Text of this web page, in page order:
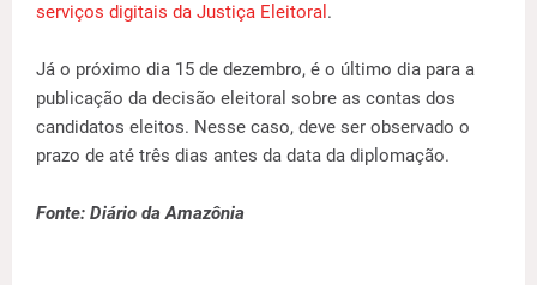
serviços digitais da Justiça Eleitoral .
Já o próximo dia 15 de dezembro, é o último dia para a
publicação da decisão eleitoral sobre as contas dos
candidatos eleitos. Nesse caso, deve ser observado o
prazo de até três dias antes da data da diplomação.
Fonte: Diário da Amazônia